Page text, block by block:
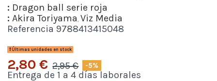
: Dragon ball serie roja
: Akira Toriyama, Viz Media
Referencia 9788413415048
Últimas unidades en stock
2,80 € 2,95 € -5%
Entrega de 1 a 4 días laborales